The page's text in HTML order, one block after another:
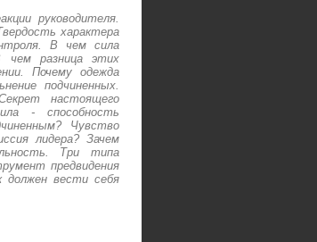
руководителя.
характера
В чем сила
чем разница этих
Почему одежда
подчиненных.
настоящего
- способность
Чувство
лидера? Зачем
Три типа
предвидения
должен вести себя